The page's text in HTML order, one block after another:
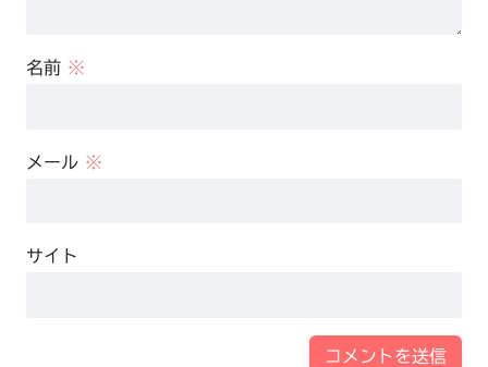
名前 ※
メール ※
サイト